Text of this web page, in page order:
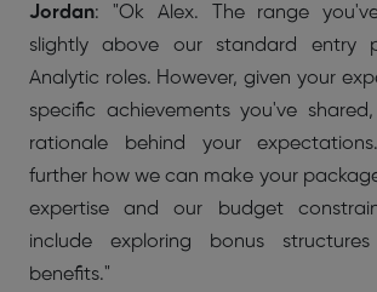
Jordan: "Ok Alex. The range
slightly above our standard entry
Analytic roles. However, given your
specific achievements you've
rationale behind your
further how we can make your
expertise and our budget
include exploring bonus
benefits."